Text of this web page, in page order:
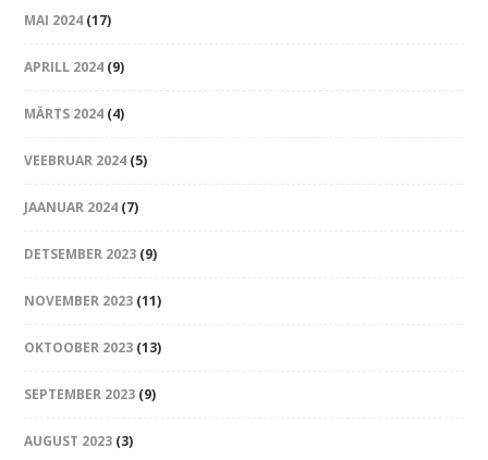
MAI 2024 (17)
APRILL 2024 (9)
MÄRTS 2024 (4)
VEEBRUAR 2024 (5)
JAANUAR 2024 (7)
DETSEMBER 2023 (9)
NOVEMBER 2023 (11)
OKTOOBER 2023 (13)
SEPTEMBER 2023 (9)
AUGUST 2023 (3)